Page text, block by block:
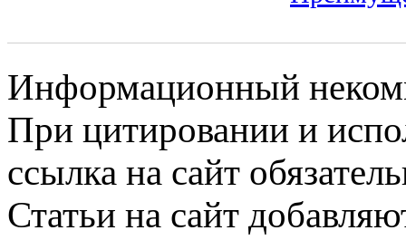
Информационный
При цитировании и
ссылка на сайт
Статьи на сайт